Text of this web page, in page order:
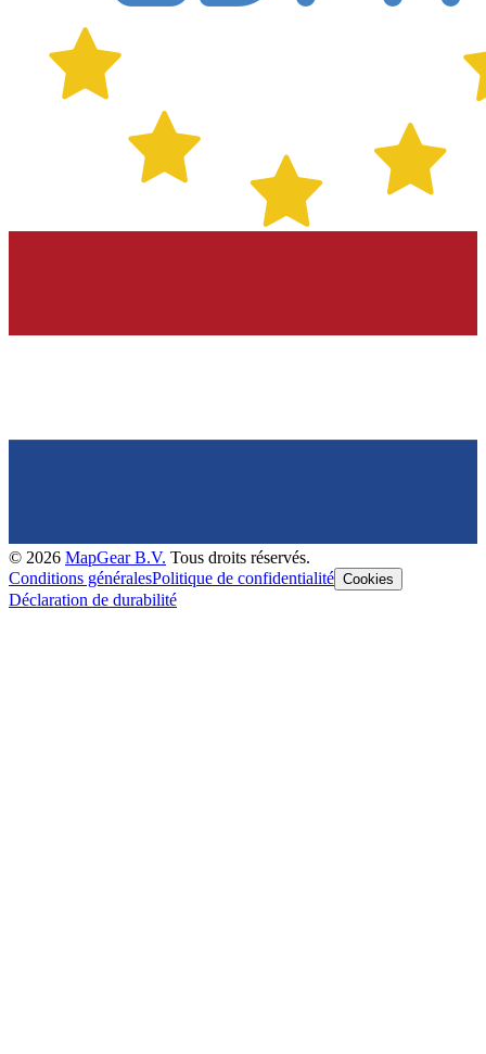
© 2026 MapGear B.V. Tous droits réservés.
Conditions généralesPolitique de confidentialité Cookies
Déclaration de durabilité